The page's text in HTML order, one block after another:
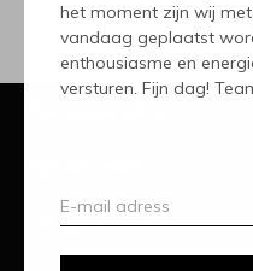
het moment zijn wij
vandaag geplaatst
enthousiasme en
versturen. Fijn dag!
Categorieën